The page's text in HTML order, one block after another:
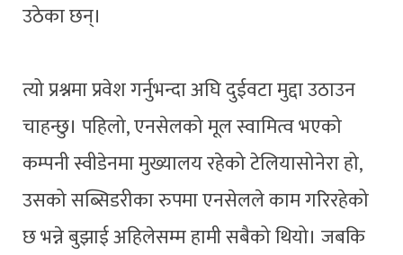
उठेका छन्।
त्यो प्रश्नमा प्रवेश गर्नुभन्दा अघि दुईवटा मुद्दा उठाउन
चाहन्छु। पहिलो, एनसेलको मूल स्वामित्व भएको
कम्पनी स्वीडेनमा मुख्यालय रहेको टेलियासोनेरा हो,
उसको सब्सिडरीका रुपमा एनसेलले काम गरिरहेको
छ भन्ने बुझाई अहिलेसम्म हामी सबैको थियो। जबकि